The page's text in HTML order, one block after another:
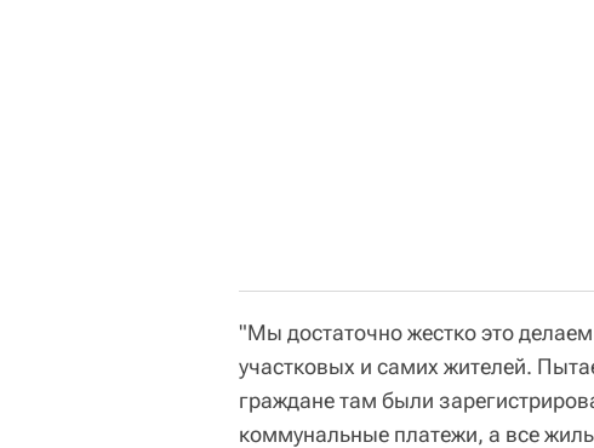
"Мы достаточно жестко это
участковых и самих жителей.
граждане там были
коммунальные платежи, а все